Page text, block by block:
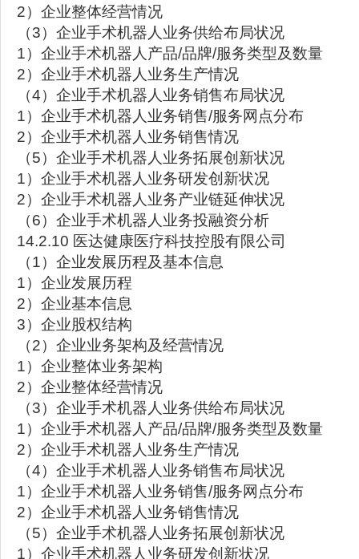
2）企业整体经营情况
（3）企业手术机器人业务供给布局状况
1）企业手术机器人产品/品牌/服务类型及数量
2）企业手术机器人业务生产情况
（4）企业手术机器人业务销售布局状况
1）企业手术机器人业务销售/服务网点分布
2）企业手术机器人业务销售情况
（5）企业手术机器人业务拓展创新状况
1）企业手术机器人业务研发创新状况
2）企业手术机器人业务产业链延伸状况
（6）企业手术机器人业务投融资分析
14.2.10 医达健康医疗科技控股有限公司
（1）企业发展历程及基本信息
1）企业发展历程
2）企业基本信息
3）企业股权结构
（2）企业业务架构及经营情况
1）企业整体业务架构
2）企业整体经营情况
（3）企业手术机器人业务供给布局状况
1）企业手术机器人产品/品牌/服务类型及数量
2）企业手术机器人业务生产情况
（4）企业手术机器人业务销售布局状况
1）企业手术机器人业务销售/服务网点分布
2）企业手术机器人业务销售情况
（5）企业手术机器人业务拓展创新状况
1）企业手术机器人业务研发创新状况